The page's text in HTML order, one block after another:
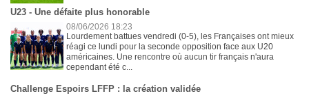
U23 - Une défaite plus honorable
08/06/2026 18:23
Lourdement battues vendredi (0-5), les Françaises ont mieux
réagi ce lundi pour la seconde opposition face aux U20
américaines. Une rencontre où aucun tir français n'aura
cependant été c...
Challenge Espoirs LFFP : la création validée